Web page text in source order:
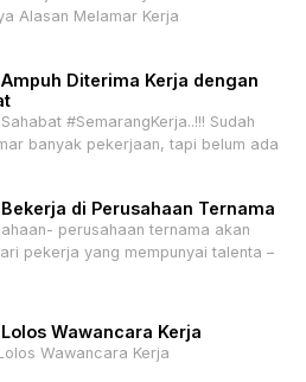
Alasan Melamar Kerja
Diterima Kerja dengan
#SemarangKerja..!!! Sudah
banyak pekerjaan, tapi belum ada
di Perusahaan Ternama
perusahaan ternama akan
pekerja yang mempunyai talenta –
Tips Lolos Wawancara Kerja
Wawancara Kerja